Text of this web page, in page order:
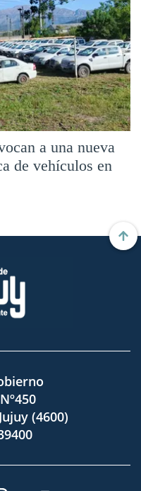
a una nueva
de vehículos en
(4600)